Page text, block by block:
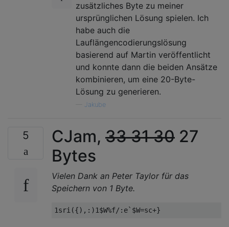
zusätzliches Byte zu meiner
ursprünglichen Lösung spielen. Ich
habe auch die
Lauflängencodierungslösung
basierend auf Martin veröffentlicht
und konnte dann die beiden Ansätze
kombinieren, um eine 20-Byte-
Lösung zu generieren.
Jakube
5 CJam, 333130 27
Bytes
Vielen Dank an Peter Taylor für das
Speichern von 1 Byte.